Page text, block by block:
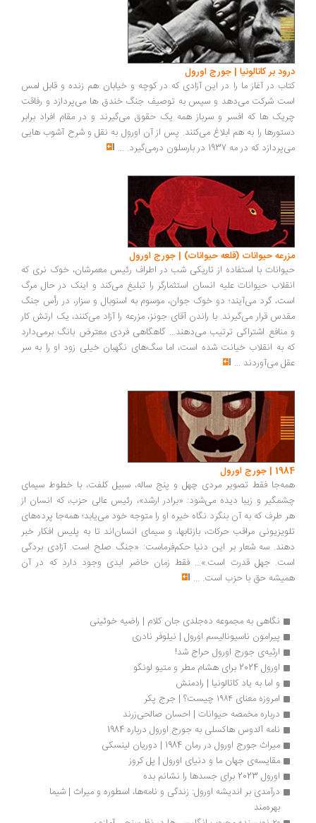
درود بر کاتالونیا | جورج اورول
کتاب در آغاز ما را در این آزادی که در کوچه و خیابان هم زنده و قابل لمس
است شرکت می‌دهد و سپس به توصیف جنگ خندق ها می‌پردازد و رفاقت
چریک ها که افسر و سرباز همه یک حقوق می‌گیرند و در مقام افراد برابر
دستورها را به هم ابلاغ می‌کنند. پس از آن اورول به نقل و شرح آشوب هایی
می‌پردازد که در مه 1937 در بارسلون درمی‌گیرد.
...
مزرعه حیوانات (قلعه حیوانات) | جورج اورول
حیوانات با استفاده از تاریکی شب در اطراف رئیس معمرشان، خوک نری که
انقلاب حیوانات علیه انسان استثمارگر را تبلیغ می‌کند و اینک در حال مرگ
است،‌ گرد می‌آیند؛ دو خوک جوان،‌ موسوم به اسنوبال و سزار،‌ در رأس جنگ
مقدس قرار می‌گیرند. با راندن آقای جونز،‌ مزرعه را آزاد می‌کنند،‌ یک ارتش کار
و منافع اشتراکی ترتیب می‌دهند... گاهگاهی فردی معترض بانگ برمی‌دارد
که به انقلاب خیانت شده است،‌ اما سگ‌های نگهبان خیلی زود او را به سر
عقل می‌آوردند ...
1984 | جورج اورول
همه‌جا فقط تصویر مردی چهل و پنج ساله، سبیل کلفت، با خطوط سیمای
چشمگیر و زیبا دیده می‌شود: «برادر ارشد»، رئیس عالی حزب، که انسان از
هر طرف که به آن بنگرد نگاه خیره او را متوجه خود می‌یابد؛ همه‌جا پرده‌های
تلویزیونی مراقب حرکات، بازتابها، و سیمای انسان‌اند تا به پلیس افکار خبر
دهند. سه شعار بر این دنیا حکم‌فرماست: «جنگ صلح است. آزادی بردگی
است. جهل قدرت است.»... فقط زمان حاضر ابدی وجود دارد که در آن
همیشه حق با حزب است. ...
نگاهی به مجموعه ده‌جلدی جان کلام | راضیه خوئینی
پیرامون ناسیونالیسم اورول | نیلوفر نادری
ارثیه‌ی جورج اورول حراج شد!
اورول 2024 برای هشام مطر و متیو لونگو
و اما به یاد کاتالونیا | رادمنش
امروزه معنای ۱۹۸۴ چیست؟ | جرج پکر
درباره مخمصه حیوانات | احسان صالحی‌زرند
نامه آلدوس هاکسلی به جورج اورول درباره 1984
میراث جورج اورول در رمان 1984 | دوریان لینسکی
مقایسه‌ی جهان ما و دنیای اورول | پل کروز
اورول 2023 برای جسدها را نشانم بده
بهره‌مند